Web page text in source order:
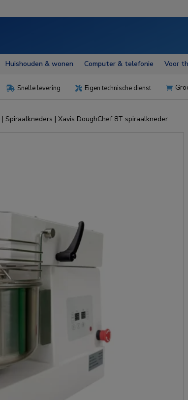
Huishouden & wonen Computer & telefonie Voor
 Snelle levering  Eigen technische dienst 
| Spiraalkneders | Xavis DoughChef 8T spiraalkneder